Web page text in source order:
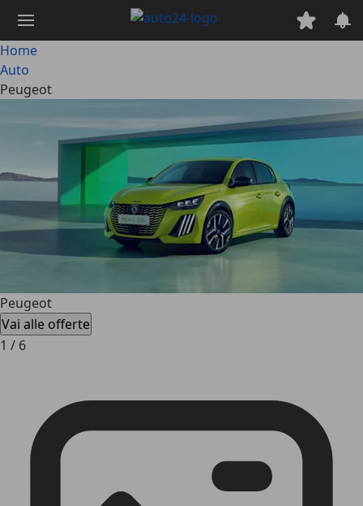
contenuto
principale
Home
Auto
Peugeot
Peugeot
Vai alle offerte
1 / 6